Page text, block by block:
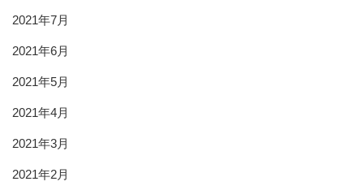
2021年7月
2021年6月
2021年5月
2021年4月
2021年3月
2021年2月